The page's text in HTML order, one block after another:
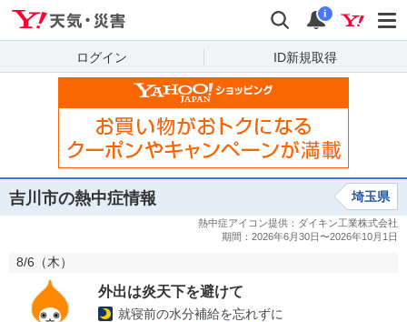
検索 通知
i
ログイン ID新規取得
吉川市の熱中症情報 埼玉県
8/6（木）
外出は炎天下を避けて
就寝前の水分補給を忘れずに